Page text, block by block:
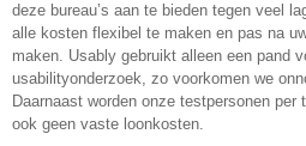
deze bureau’s aan te bieden tegen veel
alle kosten flexibel te maken en pas na
maken. Usably gebruikt alleen een pand
usabilityonderzoek, zo voorkomen we
Daarnaast worden onze testpersonen
ook geen vaste loonkosten.